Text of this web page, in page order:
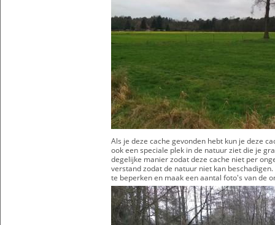
Als je deze cache gevonden hebt kun je deze
ook een speciale plek in de natuur ziet die je
degelijke manier zodat deze cache niet per
verstand zodat de natuur niet kan
te beperken en maak een aantal foto's van de